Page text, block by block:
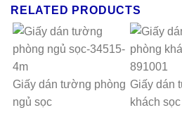
RELATED PRODUCTS
Giấy dán tường phòng
ngủ sọc
Giấy dán
khách sọc